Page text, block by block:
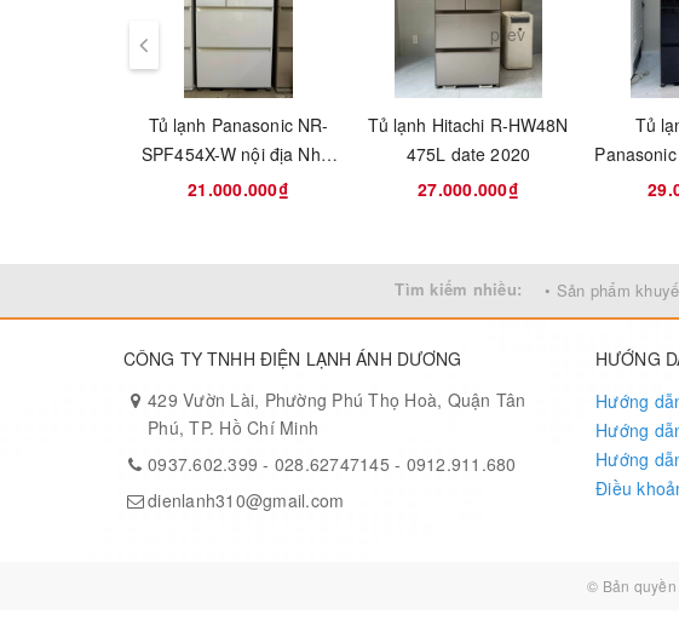
Đá rơi tự động
Tủ lạnh Panasonic NR-SPF454X-N nội địa Nhật Bản có ngăn đá rơi
Bạn chỉ việc cho đầy nước vào hộp chứa, thành quả cho ra những
dụng. Ngăn đựng đá được tách riêng biệt nên không bị bị ám mùi
Tủ lạnh Panasonic NR-SPF454X nội địa Nhật Bản có ngăn đông to
Ngăn rau tươi
Tủ lạnh Panasonic NR-SPF454X nội địa Nhật Bản có ngăn rau bảo
giữ được độ tươi ngon, ức chế sự phát triển nhờ cacbondioxit nên
Tủ lạnh Panasonic NR-
SPF454X-W nội địa Nhật
450L date
21.000.000₫
Tủ lạnh Hitachi R-HW48N
475L date 2020
27.000.000₫
Tủ
prev
Tìm kiếm nhiều: • Sản phẩm
CÔNG TY TNHH ĐIỆN LẠNH ÁNH DƯƠNG
429 Vườn Lài, Phường Phú Thọ Hoà, Quận Tân
Phú, TP. Hồ Chí Minh
0937.602.399 - 028.62747145 - 0912.911.680
dienlanh310@gmail.com
HƯỚNG
Hướng
Hướng
Hướng
Điều
© Bản